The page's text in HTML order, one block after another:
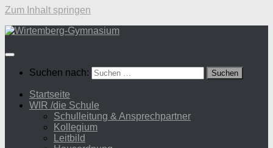
Zum Inhalt springen
Suchen nach:
Startseite
WIR /die Schule
Schulleitung & Ansprechpartner
Kollegium
Leitbild